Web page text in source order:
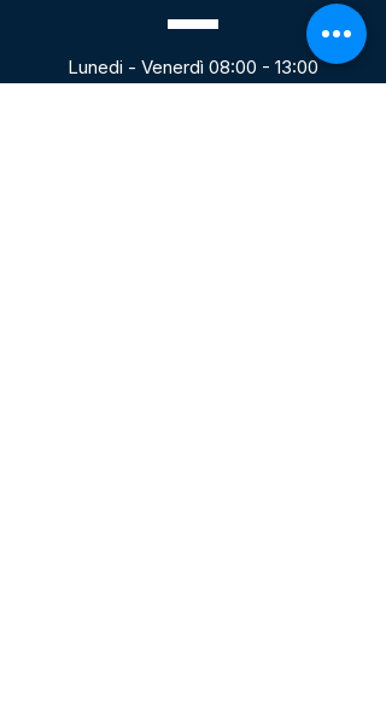
Lunedi - Venerdì 08:00 - 13:00